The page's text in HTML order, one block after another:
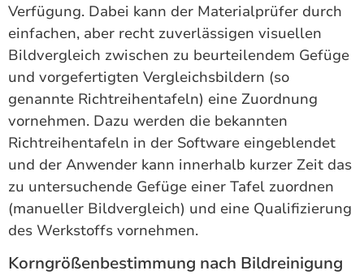
Verfügung. Dabei kann der Materialprüfer durch
einfachen, aber recht zuverlässigen visuellen
Bildvergleich zwischen zu beurteilendem Gefüge
und vorgefertigten Vergleichsbildern (so
genannte Richtreihentafeln) eine Zuordnung
vornehmen. Dazu werden die bekannten
Richtreihentafeln in der Software eingeblendet
und der Anwender kann innerhalb kurzer Zeit das
zu untersuchende Gefüge einer Tafel zuordnen
(manueller Bildvergleich) und eine Qualifizierung
des Werkstoffs vornehmen.
Korngrößenbestimmung nach Bildreinigung